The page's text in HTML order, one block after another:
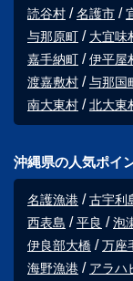
読谷村
名護市
与那原町
大宜味
嘉手納町
伊平屋
渡嘉敷村
与那国
南大東村
北大東
沖縄県の人気ポイ
名護漁港 古宇利
西表島
平良 泡
伊良部大橋
万座
海野漁港
アラハ